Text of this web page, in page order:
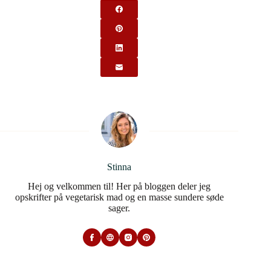
Stinna
Hej og velkommen til! Her på bloggen deler jeg
opskrifter på vegetarisk mad og en masse sundere søde
sager.